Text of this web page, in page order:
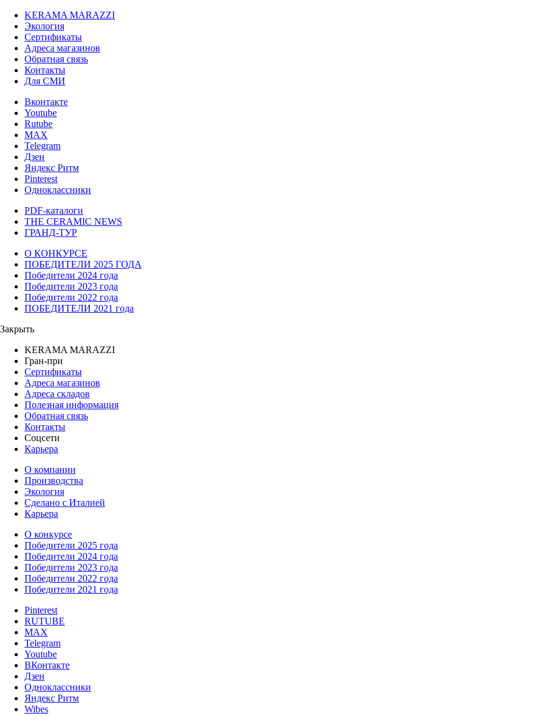
KERAMA MARAZZI
Экология
Сертификаты
Адреса магазинов
Обратная связь
Контакты
Для СМИ
Вконтакте
Youtube
Rutube
MAX
Telegram
Дзен
Яндекс Ритм
Pinterest
Одноклассники
PDF-каталоги
THE CERAMIC NEWS
ГРАНД-ТУР
О КОНКУРСЕ
ПОБЕДИТЕЛИ 2025 ГОДА
Победители 2024 года
Победители 2023 года
Победители 2022 года
ПОБЕДИТЕЛИ 2021 года
Закрыть
KERAMA MARAZZI
Гран-при
Сертификаты
Адреса магазинов
Адреса складов
Полезная информация
Обратная связь
Контакты
Соцсети
Карьера
О компании
Производства
Экология
Сделано с Италией
Карьера
О конкурсе
Победители 2025 года
Победители 2024 года
Победители 2023 года
Победители 2022 года
Победители 2021 года
Pinterest
RUTUBE
MAX
Telegram
Youtube
ВКонтакте
Дзен
Одноклассники
Яндекс Ритм
Wibes